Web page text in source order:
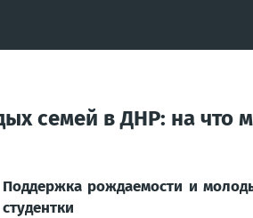
семей в ДНР: на что
Поддержка рождаемости и
студентки